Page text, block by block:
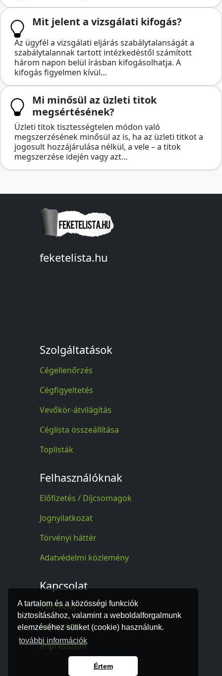
A tartalom és a közösségi funkciók
biztosításához, valamint a weboldalforgalmunk
elemzéséhez sütiket (cookie) használunk.
további információk
Értem
Mit jelent a vizsgálati kifogás?
Az ügyfél a vizsgálati eljárás szabálytalanságát a
szabálytalannak tartott intézkedéstől számított
három napon belül írásban kifogásolhatja. A
kifogás figyelmen kívül…
Mi minősül az üzleti titok
megsértésének?
Üzleti titok tisztességtelen módon való
megszerzésének minősül az is, ha az üzleti titkot a
jogosult hozzájárulása nélkül, a vele – a titok
megszerzése idején vagy azt…
feketelista.hu
Szolgáltatások
Cégellenőrzés
Cégfigyeltetés
Vevőkör-átvilágítás
Céglista összeállítása
Toplisták
Felhasználóknak
Előfizetés / Díjcsomagok
Jognyilatkozat
Törvényi háttér
Adatvédelmi közlemény
Kapcsolat
Vélemény
Kapcsolat
Impresszum